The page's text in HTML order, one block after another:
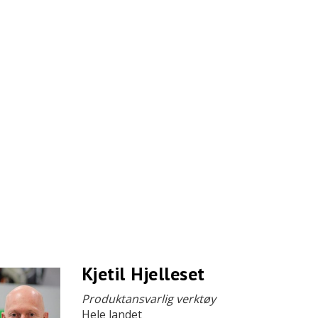
Kjetil Hjelleset
Produktansvarlig verktøy
Hele landet